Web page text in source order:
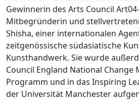
Gewinnerin des Arts Council
Mitbegründerin und
Shisha, einer internationalen
zeitgenössische südasiatische
Kunsthandwerk. Sie wurde
Council England National Change
Programm und in das Inspiring
der Universität Manchester